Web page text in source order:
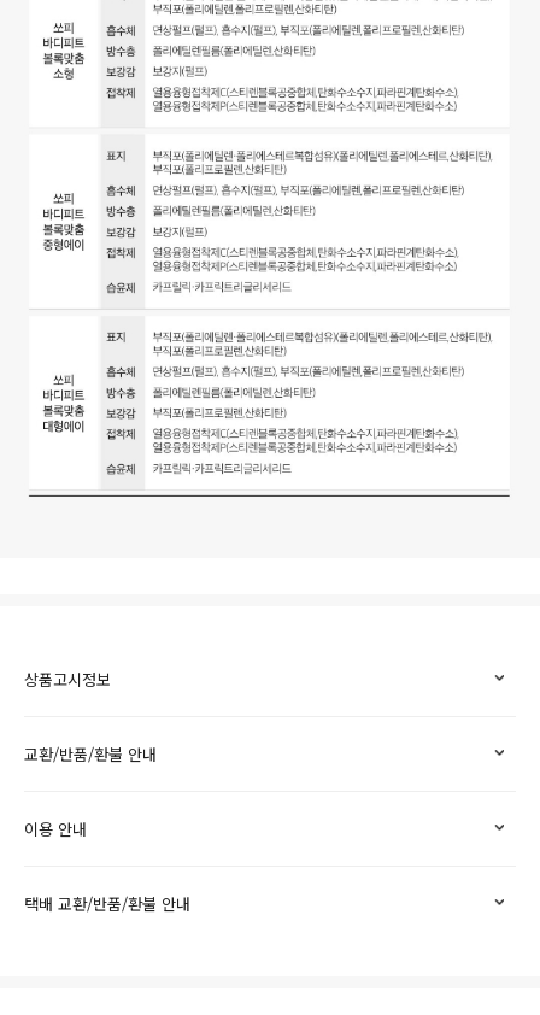
상품고시정보
교환/반품/환불 안내
이용 안내
택배 교환/반품/환불 안내